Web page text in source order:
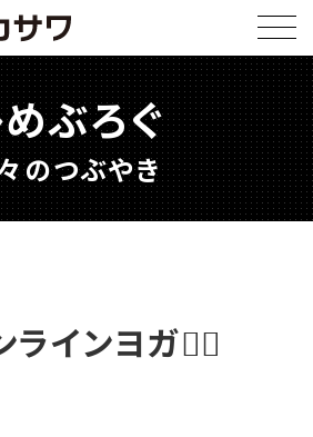
ひめぶろぐ
のつぶやき
インヨガ🧘‍♀